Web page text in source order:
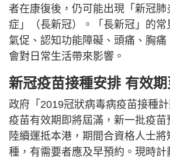
者在康復後，仍可能出現「新冠
症」（長新冠）。「長新冠」的常
氣促、認知功能障礙、頭痛、胸
會對日常生活帶來影響。
新冠疫苗接種安排 有效期
政府「2019冠狀病毒病疫苗接種
疫苗有效期即將屆滿，新一批疫苗
陸續運抵本港，期間合資格人士
種，有需要者應及早預約。現時計